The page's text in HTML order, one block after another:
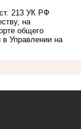
213 УК РФ
на
общего
Управлении на